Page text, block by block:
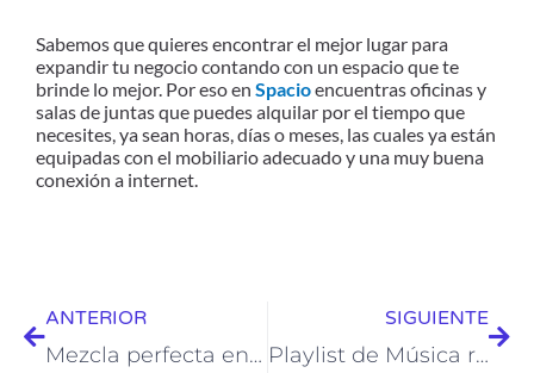
Sabemos que quieres encontrar el mejor lugar para
expandir tu negocio contando con un espacio que te
brinde lo mejor. Por eso en Spacioencuentras oficinas y
salas de juntas que puedes alquilar por el tiempo que
necesites, ya sean horas, días o meses, las cuales ya están
equipadas con el mobiliario adecuado y una muy buena
conexión a internet.
ANTERIOR
Mezcla perfecta entre trabajar desde casa y oficina por horas
SIGUIENTE
Playlist de Música recomendada para concentrarte